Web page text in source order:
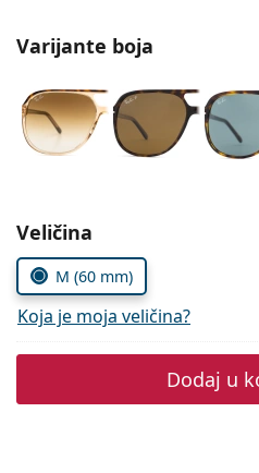
Prada
Sve marke sunčanih
Varijante boja
Odaberite
Veličina
M (60 mm)
Koja je moja veličina?
Dodaj u